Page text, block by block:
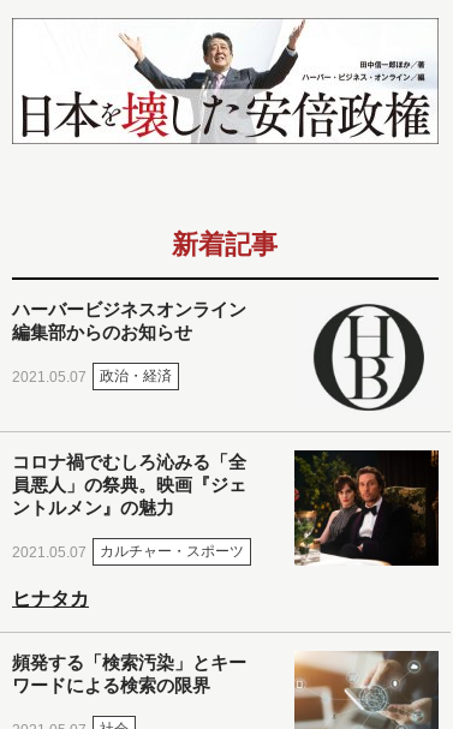
新着記事
ハーバービジネスオンライン
編集部からのお知らせ
2021.05.07 政治・経済
コロナ禍でむしろ沁みる「全
員悪人」の祭典。映画『ジェ
ントルメン』の魅力
2021.05.07 カルチャー・スポーツ
ヒナタカ
頻発する「検索汚染」とキー
ワードによる検索の限界